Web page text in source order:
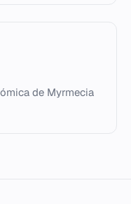
de Myrmecia